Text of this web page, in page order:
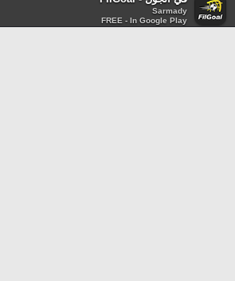
Sarmady
FREE - In Google Play